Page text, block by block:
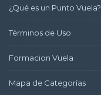
¿Qué es un Punto Vuela?
Términos de Uso
Formacion Vuela
Mapa de Categorías